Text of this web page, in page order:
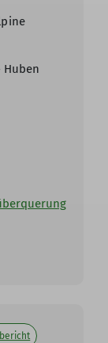
Huben